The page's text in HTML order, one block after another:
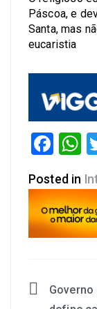
Páscoa, e
Santa, mas
eucaristia
Posted in
Governo